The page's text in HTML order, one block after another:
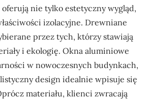
nie tylko estetyczny wygląd,
izolacyjne. Drewniane
przez tych, którzy stawiają
i ekologię. Okna aluminiowe
w nowoczesnych budynkach,
design idealnie wpisuje się
materiału, klienci zwracają